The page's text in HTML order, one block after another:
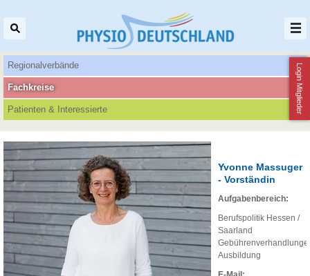
Login Mitglieder
Regionalverbände
Patienten‌ & Interessierte
Fachkreise
Yvonne Massuger
- Vorständin
Aufgabenbereich:
Berufspolitik Hessen /
Saarland
Ausbildung